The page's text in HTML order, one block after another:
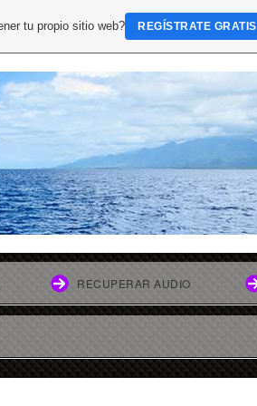
RECUPERAR AUDIO
tu propio sitio web? REGÍSTRATE GRATIS